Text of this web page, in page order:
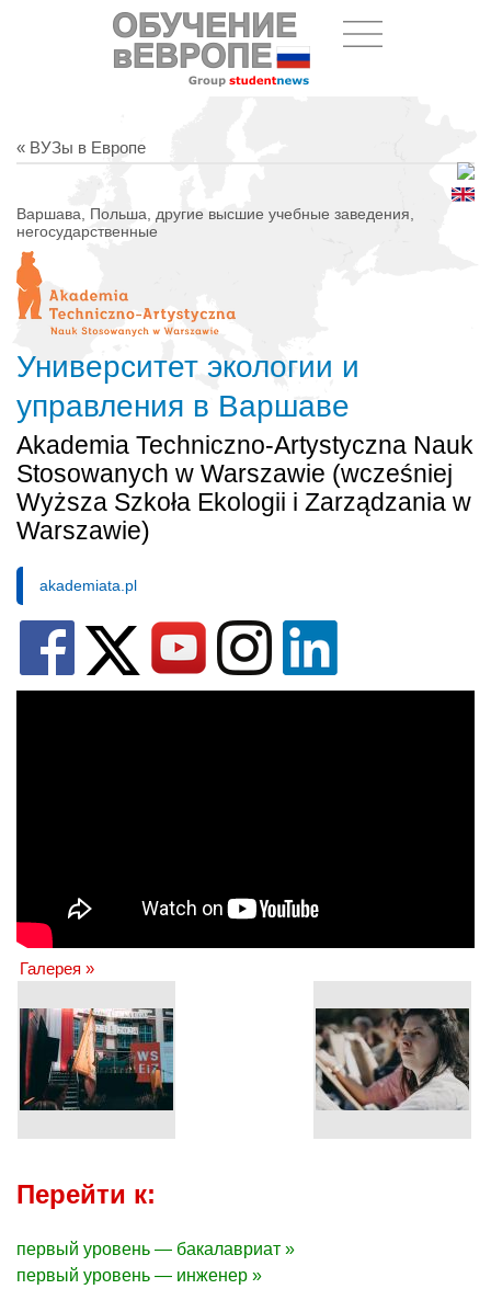
« ВУЗы в Европе
Варшава, Польша, другие высшие учебные заведения,
негосударственные
Университет экологии и
управления в Варшаве
Akademia Techniczno-Artystyczna Nauk
Stosowanych w Warszawie (wcześniej
Wyższa Szkoła Ekologii i Zarządzania w
Warszawie)
akademiata.pl
Галерея »
Перейти к:
первый уровень — бакалавриат »
первый уровень — инженер »